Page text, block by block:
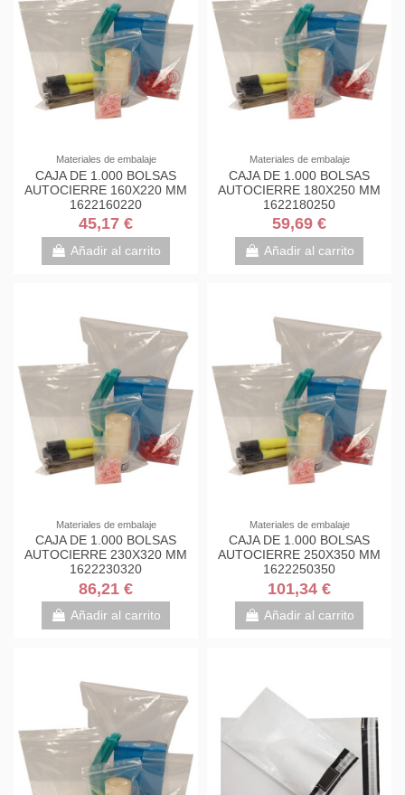
Materiales de embalaje
CAJA DE 1.000 BOLSAS
AUTOCIERRE 160X220 MM
1622160220
45,17 €
Añadir al carrito
Materiales de embalaje
CAJA DE 1.000 BOLSAS
AUTOCIERRE 180X250 MM
1622180250
59,69 €
Añadir al carrito
Materiales de embalaje
CAJA DE 1.000 BOLSAS
AUTOCIERRE 230X320 MM
1622230320
86,21 €
Añadir al carrito
Materiales de embalaje
CAJA DE 1.000 BOLSAS
AUTOCIERRE 250X350 MM
1622250350
101,34 €
Añadir al carrito